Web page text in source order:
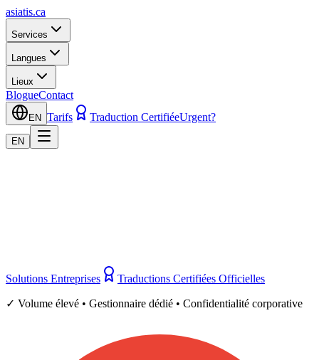
asiatis.ca
Services
Langues
Lieux
BlogueContact
EN Tarifs Traduction CertifiéeUrgent?
EN
Solutions Entreprises Traductions Certifiées Officielles
✓ Volume élevé • Gestionnaire dédié • Confidentialité corporative